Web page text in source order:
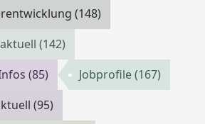
(148)
(142)
(85) Jobprofile(167)
(95)